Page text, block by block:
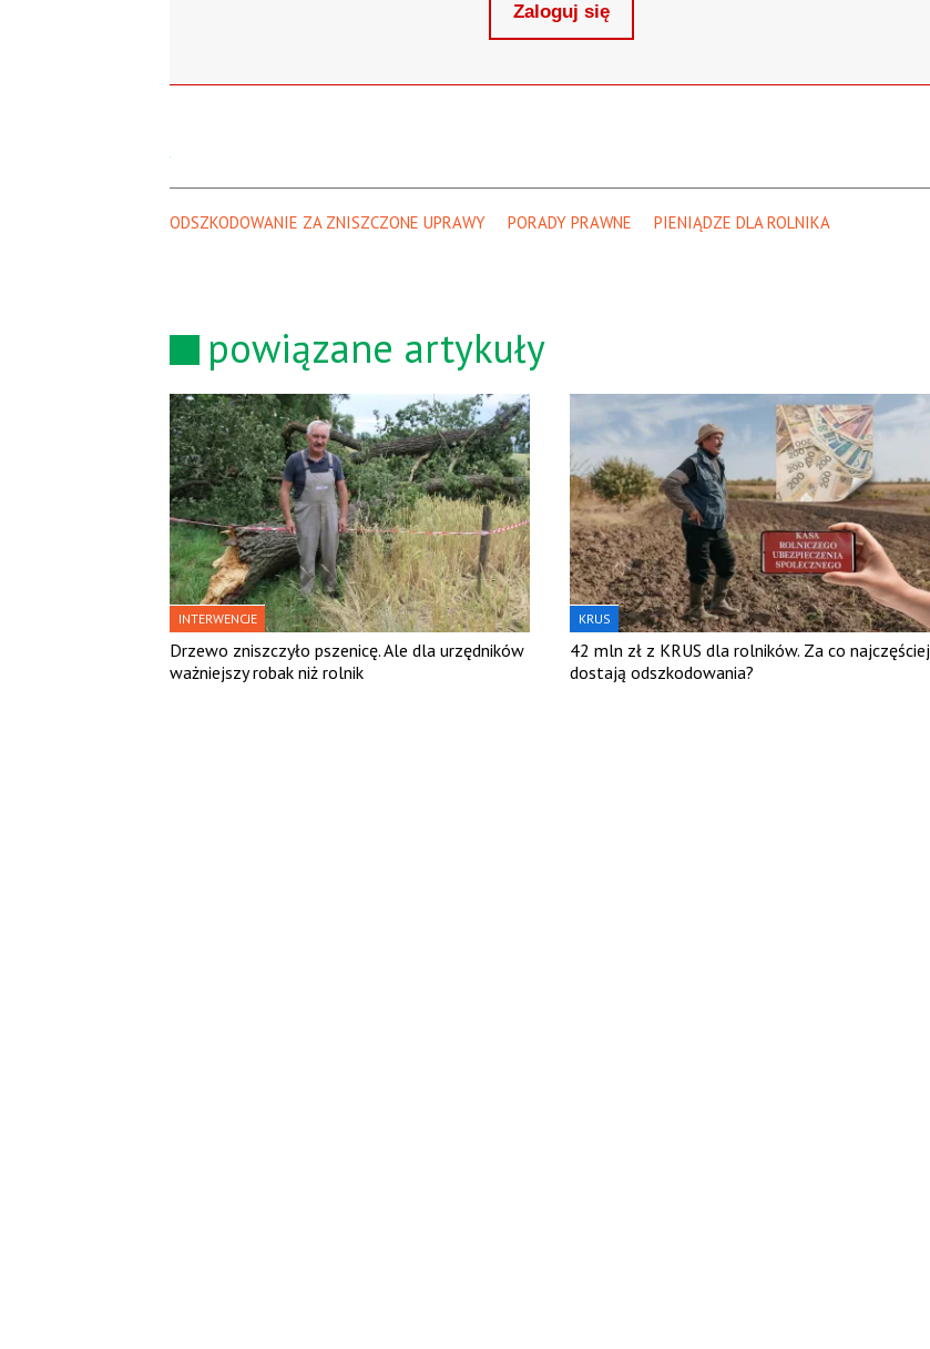
Zaloguj się
ODSZKODOWANIE ZA ZNISZCZONE UPRAWY PORADY PRAWNE PIENIĄDZE DLA ROLNIKA
powiązane artykuły
INTERWENCJE
Drzewo zniszczyło pszenicę. Ale dla urzędników
ważniejszy robak niż rolnik
KRUS
42 mln zł z KRUS dla rolników. Za co najczęściej
dostają odszkodowania?